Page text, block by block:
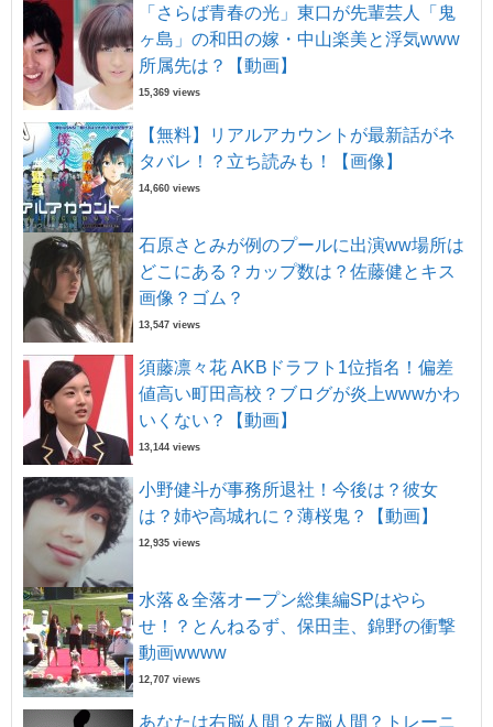
「さらば青春の光」東口が先輩芸人「鬼
ヶ島」の和田の嫁・中山楽美と浮気www
所属先は？【動画】
15,369 views
【無料】リアルアカウントが最新話がネ
タバレ！？立ち読みも！【画像】
14,660 views
石原さとみが例のプールに出演ww場所は
どこにある？カップ数は？佐藤健とキス
画像？ゴム？
13,547 views
須藤凛々花 AKBドラフト1位指名！偏差
値高い町田高校？ブログが炎上wwwかわ
いくない？【動画】
13,144 views
小野健斗が事務所退社！今後は？彼女
は？姉や高城れに？薄桜鬼？【動画】
12,935 views
水落＆全落オープン総集編SPはやら
せ！？とんねるず、保田圭、錦野の衝撃
動画wwww
12,707 views
あなたは右脳人間？左脳人間？トレーニ